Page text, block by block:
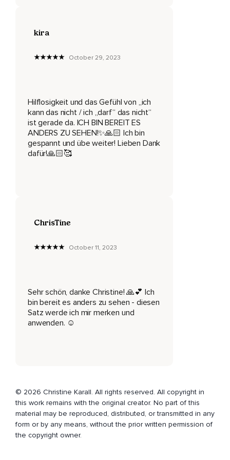
Wie es oft so ist,
Bei mir ist es so,
Kaum kümmere ich mich um jemand anderen,
Kann ich dann doch manchmal parallel ziehen und ich habe
mich auf eine Klientin vorbereitet,
Habe mir überlegt,
Ich habe ihn auch gelernt zu benutzen,
Dieser Satz hat mich damals vor Jahren gerettet,
vergessen und wenn es Zaubersprüche wirklich gibt und
wenn es magische Zauberformeln gibt,
Dann kann ich sagen,
Er klingt ganz simpel,
Ich bin bereit,
kira
October 29, 2023
Hilflosigkeit und das Gefühl von „ich
kann das nicht / ich „darf“ das nicht“
ist gerade da. ICH BIN BEREIT ES
ANDERS ZU SEHEN!✨🙏🏻 Ich bin
gespannt und übe weiter! Lieben Dank
dafür!🙏🏻🥰
ChrisTine
October 11, 2023
Sehr schön, danke Christine! 🙏💕 Ich
bin bereit es anders zu sehen - diesen
Satz werde ich mir merken und
anwenden. ☺️
© 2026 Christine Karall. All rights reserved. All copyright in
this work remains with the original creator. No part of this
material may be reproduced, distributed, or transmitted in any
form or by any means, without the prior written permission of
the copyright owner.